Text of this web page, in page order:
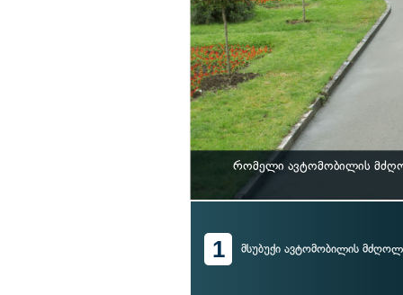
რომელი ავტომობილის
1 მსუბუქი ავტომობილის